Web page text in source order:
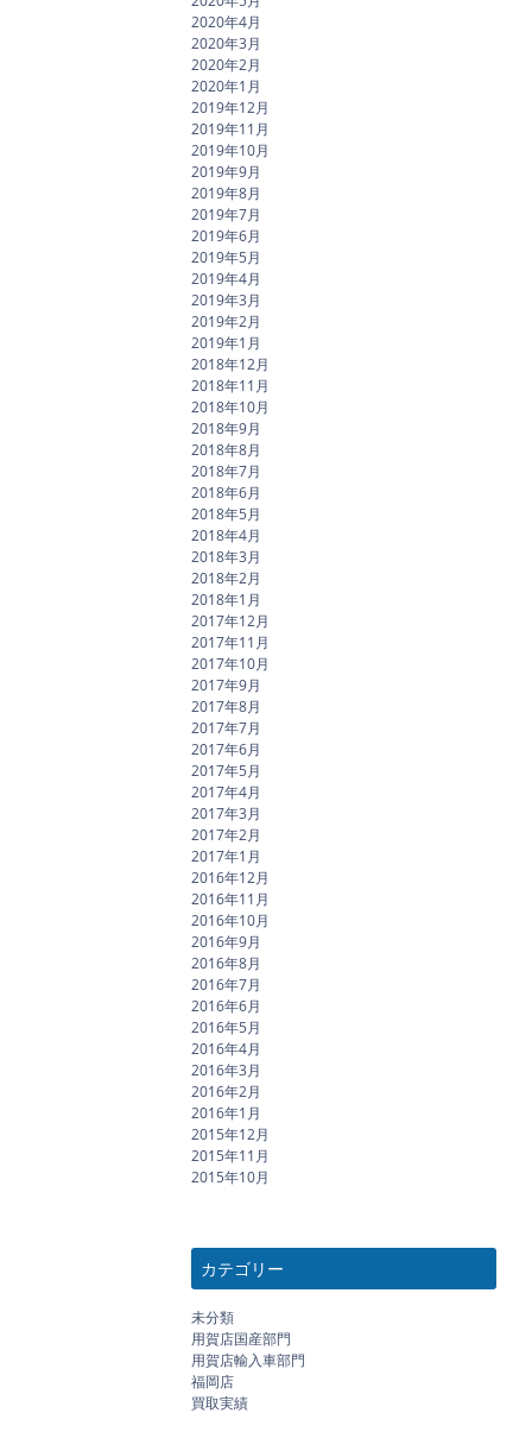
2020年4月
2020年3月
2020年2月
2020年1月
2019年12月
2019年11月
2019年10月
2019年9月
2019年8月
2019年7月
2019年6月
2019年5月
2019年4月
2019年3月
2019年2月
2019年1月
2018年12月
2018年11月
2018年10月
2018年9月
2018年8月
2018年7月
2018年6月
2018年5月
2018年4月
2018年3月
2018年2月
2018年1月
2017年12月
2017年11月
2017年10月
2017年9月
2017年8月
2017年7月
2017年6月
2017年5月
2017年4月
2017年3月
2017年2月
2017年1月
2016年12月
2016年11月
2016年10月
2016年9月
2016年8月
2016年7月
2016年6月
2016年5月
2016年4月
2016年3月
2016年2月
2016年1月
2015年12月
2015年11月
2015年10月
カテゴリー
未分類
用賀店国産部門
用賀店輸入車部門
福岡店
買取実績